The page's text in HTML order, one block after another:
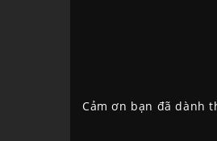
Cảm ơn bạn đã dành